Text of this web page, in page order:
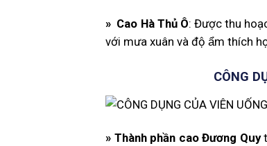
» Cao Hà Thủ Ô: Được thu
với mưa xuân và độ ẩm thích
CÔNG
» Thành phần cao Đương Quy